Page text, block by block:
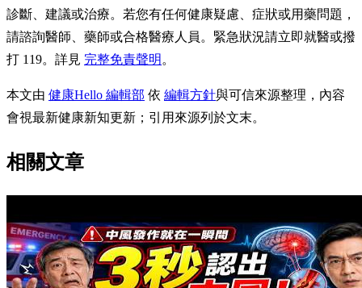
診斷、建議或治療。若您有任何健康疑慮、症狀或用藥問題，
請諮詢醫師、藥師或合格醫療人員。緊急狀況請立即就醫或撥
打 119。詳見 完整免責聲明 。
本文由 健康Hello 編輯部 依 編輯方針與可信來源整理，內容
會視最新健康新知更新；引用來源列於文末。
相關文章